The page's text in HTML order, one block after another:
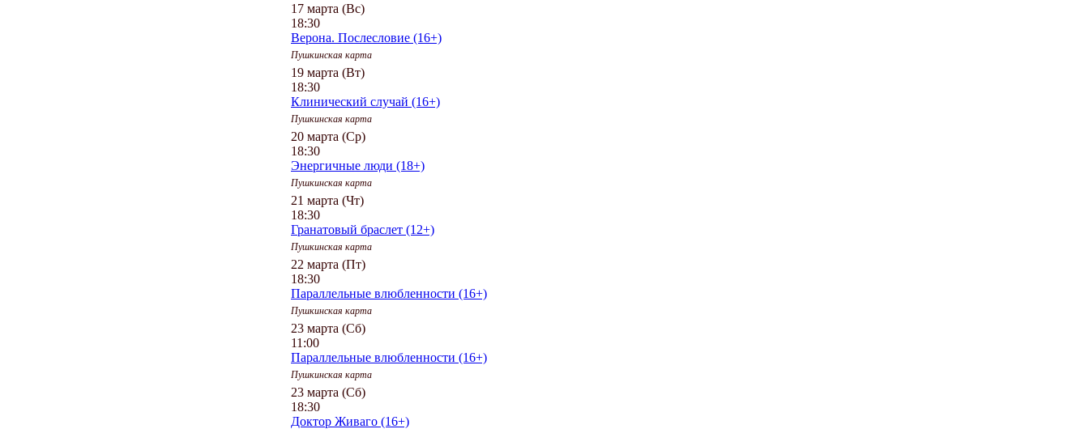
17 марта (Вс)
18:30
Верона. Послесловие (16+)
Пушкинская карта
19 марта (Вт)
18:30
Клинический случай (16+)
Пушкинская карта
20 марта (Ср)
18:30
Энергичные люди (18+)
Пушкинская карта
21 марта (Чт)
18:30
Гранатовый браслет (12+)
Пушкинская карта
22 марта (Пт)
18:30
Параллельные влюбленности (16+)
Пушкинская карта
23 марта (Сб)
11:00
Параллельные влюбленности (16+)
Пушкинская карта
23 марта (Сб)
18:30
Доктор Живаго (16+)